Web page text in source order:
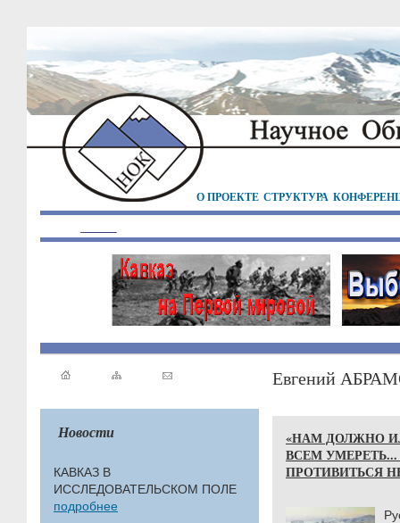
О ПРОЕКТЕ СТРУКТУРА
Новости
КАВКАЗ В
ИССЛЕДОВАТЕЛЬСКОМ ПОЛЕ
подробнее
Евгений
«НАМ ДОЛЖНО
ВСЕМ
ПРОТИВИТЬСЯ